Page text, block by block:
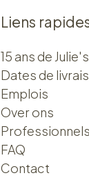
Liens
15 ans de
Dates de
Emplois
Over ons​​
Professionnels
FAQ
Contact